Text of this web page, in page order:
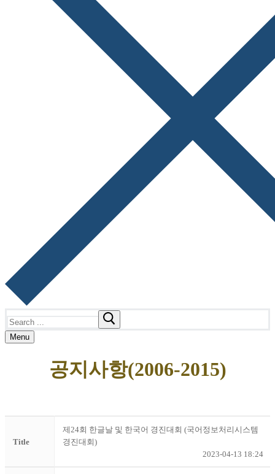
for:
Menu
공지사항(2006-2015)
Title
제24회 한글날 및 한국어 경진대회 (국어정보처리시스템
경진대회)
2023-04-13 18:24